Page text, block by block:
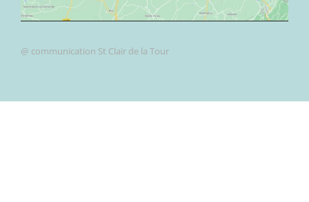
@ communication St Clair de la Tour